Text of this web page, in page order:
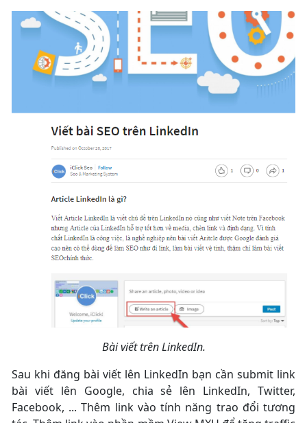
Bài viết trên LinkedIn.
Sau khi đăng bài viết lên LinkedIn bạn cần submit link
bài viết lên Google, chia sẻ lên LinkedIn, Twitter,
Facebook, ... Thêm link vào tính năng trao đổi tương